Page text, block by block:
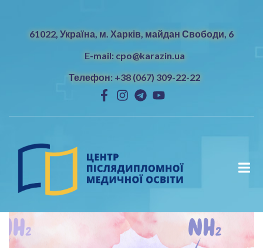
61022, Україна, м. Харків, майдан Свободи, 6
E-mail: cpo@karazin.ua
Телефон: +38 (067) 309-22-22